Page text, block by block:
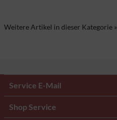
Weitere Artikel in dieser Kategorie »
Service E-Mail
Shop Service